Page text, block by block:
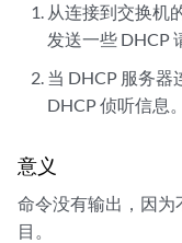
从连接到交换机
发送一些 DHCP
当 DHCP 服务
DHCP 侦听信息。
意义
命令没有输出，因为
目。